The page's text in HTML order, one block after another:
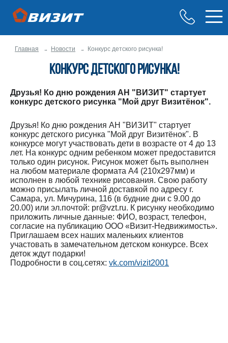
Главная Новости Конкурс детского рисунка!
Конкурс детского рисунка!
Друзья! Ко дню рождения АН "ВИЗИТ" стартует
конкурс детского рисунка "Мой друг Визитёнок".
Друзья! Ко дню рождения АН "ВИЗИТ" стартует
конкурс детского рисунка "Мой друг Визитёнок". В
конкурсе могут участвовать дети в возрасте от 4 до 13
лет. На конкурс одним ребенком может предоставится
только один рисунок. Рисунок может быть выполнен
на любом материале формата А4 (210х297мм) и
исполнен в любой технике рисования. Свою работу
можно присылать личной доставкой по адресу г.
Самара, ул. Мичурина, 116 (в будние дни с 9.00 до
20.00) или эл.почтой: pr@vzt.ru. К рисунку необходимо
приложить личные данные: ФИО, возраст, телефон,
согласие на публикацию ООО «Визит-Недвижимость».
Приглашаем всех наших маленьких клиентов
участовать в замечательном детском конкурсе. Всех
деток ждут подарки!
Подробности в соц.сетях: vk.com/vizit2001